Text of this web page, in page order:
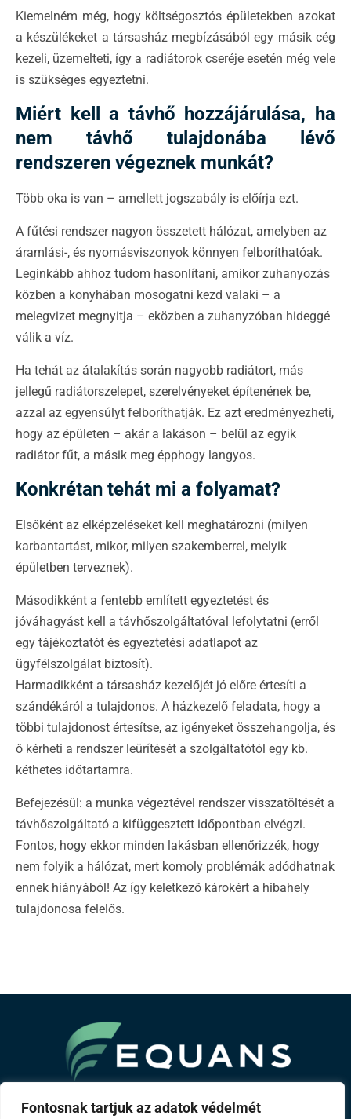
Fontosnak tartjuk az adatok védelmét
Kiemelném még, hogy költségosztós épületekben azokat
a készülékeket a társasház megbízásából egy másik cég
kezeli, üzemelteti, így a radiátorok cseréje esetén még vele
is szükséges egyeztetni.
Miért kell a távhő hozzájárulása, ha
nem távhő tulajdonába lévő
rendszeren végeznek munkát?
Több oka is van – amellett jogszabály is előírja ezt.
A fűtési rendszer nagyon összetett hálózat, amelyben az
áramlási-, és nyomásviszonyok könnyen felboríthatóak.
Leginkább ahhoz tudom hasonlítani, amikor zuhanyozás
közben a konyhában mosogatni kezd valaki – a
melegvizet megnyitja – eközben a zuhanyzóban hideggé
válik a víz.
Ha tehát az átalakítás során nagyobb radiátort, más
jellegű radiátorszelepet, szerelvényeket építenének be,
azzal az egyensúlyt felboríthatják. Ez azt eredményezheti,
hogy az épületen – akár a lakáson – belül az egyik
radiátor fűt, a másik meg épphogy langyos.
Konkrétan tehát mi a folyamat?
Elsőként az elképzeléseket kell meghatározni (milyen
karbantartást, mikor, milyen szakemberrel, melyik
épületben terveznek).
Másodikként a fentebb említett egyeztetést és
jóváhagyást kell a távhőszolgáltatóval lefolytatni (erről
egy tájékoztatót és egyeztetési adatlapot az
ügyfélszolgálat biztosít).
Harmadikként a társasház kezelőjét jó előre értesíti a
szándékáról a tulajdonos. A házkezelő feladata, hogy a
többi tulajdonost értesítse, az igényeket összehangolja, és
ő kérheti a rendszer leürítését a szolgáltatótól egy kb.
kéthetes időtartamra.
Befejezésül: a munka végeztével rendszer visszatöltését a
távhőszolgáltató a kifüggesztett időpontban elvégzi.
Fontos, hogy ekkor minden lakásban ellenőrizzék, hogy
nem folyik a hálózat, mert komoly problémák adódhatnak
ennek hiányából! Az így keletkező károkért a hibahely
tulajdonosa felelős.
A Bouygues csoport tagja